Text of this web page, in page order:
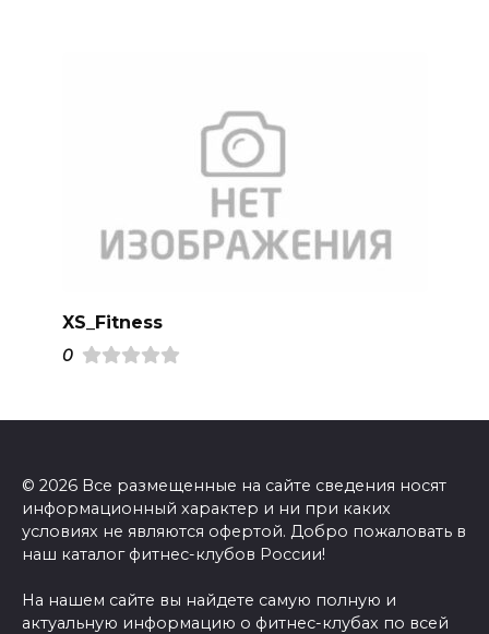
XS_Fitness
0
© 2026 Все размещенные на сайте сведения носят
информационный характер и ни при каких
условиях не являются офертой. Добро пожаловать в
наш каталог фитнес-клубов России!
На нашем сайте вы найдете самую полную и
актуальную информацию о фитнес-клубах по всей